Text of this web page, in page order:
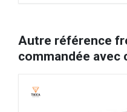
Autre référence
commandée avec